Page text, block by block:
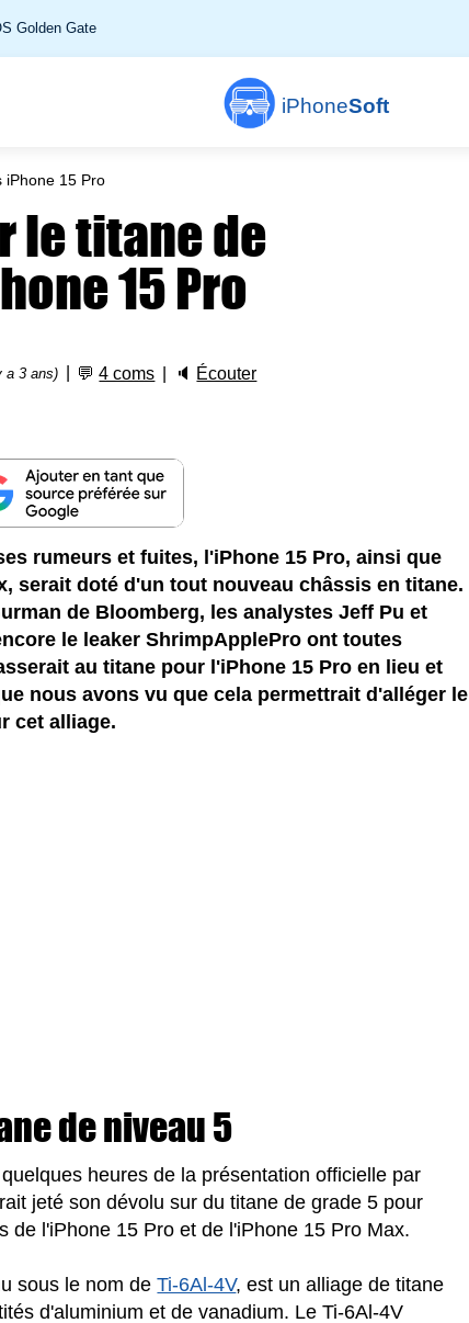
Golden Gate
iPhoneSoft
iPhone 15 Pro
le titane de
15 Pro
a 3 ans) 💬4 coms 🔈 Écouter
rumeurs et fuites, l'iPhone 15 Pro, ainsi que
serait doté d'un tout nouveau châssis en titane.
de Bloomberg, les analystes Jeff Pu et
le leaker ShrimpApplePro ont toutes
au titane pour l'iPhone 15 Pro en lieu et
nous avons vu que cela permettrait d'alléger le
cet alliage.
de niveau 5
heures de la présentation officielle par
jeté son dévolu sur du titane de grade 5 pour
de l'iPhone 15 Pro et de l'iPhone 15 Pro Max.
sous le nom deTi-6Al-4V, est un alliage de titane
d'aluminium et de vanadium. Le Ti-6Al-4V